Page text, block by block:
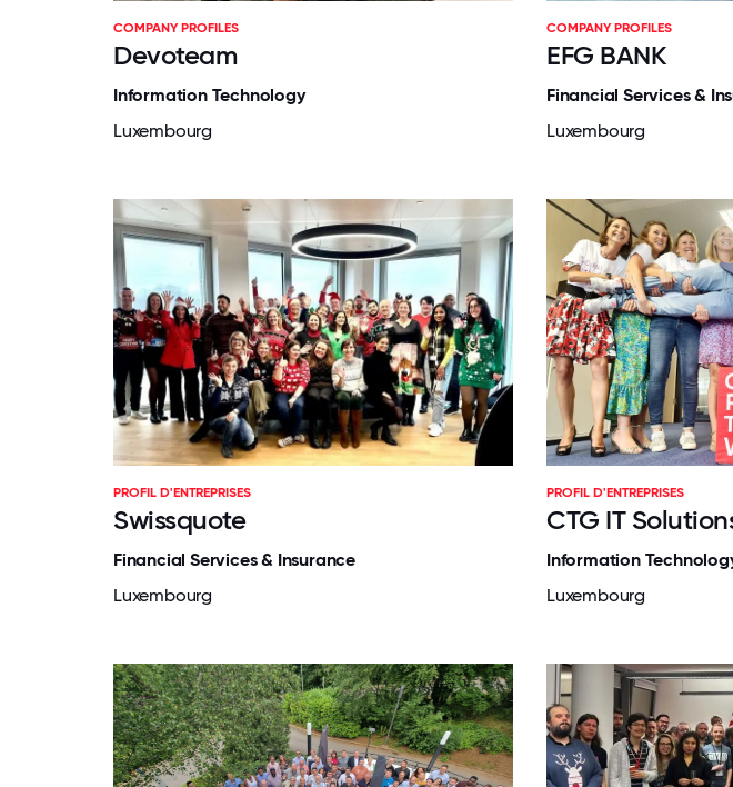
COMPANY PROFILES
Devoteam
Information Technology
Luxembourg
COMPANY PROFILES
EFG BANK
Financial Services &
Luxembourg
PROFIL D'ENTREPRISES
Swissquote
Financial Services & Insurance
Luxembourg
PROFIL D'ENTREPRISES
CTG IT
Information
Luxembourg